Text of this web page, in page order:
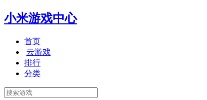
小米游戏中心
首页
云游戏
排行
分类